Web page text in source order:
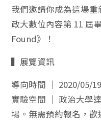
我們邀請你成為這場
政大數位內容第 11 屆
Found》！
▍展覽資訊
導向時間 ｜ 2020/05/
實驗空間 ｜ 政治大學
場。無需預約報名，歡